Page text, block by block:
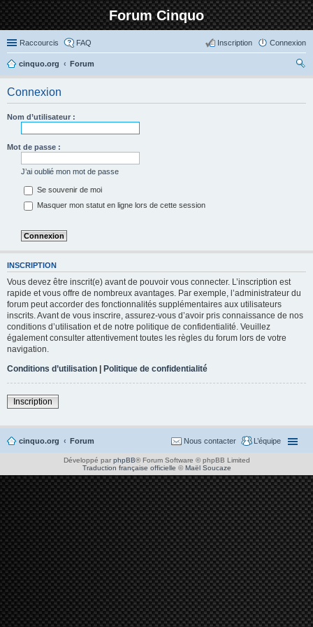
Forum Cinquo
Raccourcis FAQ Connexion
Inscription
cinquo.org
Forum
Connexion
Nom d’utilisateur :
Mot de passe :
J’ai oublié mon mot de passe
Se souvenir de moi
Masquer mon statut en ligne lors de cette session
INSCRIPTION
Vous devez être inscrit(e) avant de pouvoir vous connecter. L’inscription est
rapide et vous offre de nombreux avantages. Par exemple, l’administrateur du
forum peut accorder des fonctionnalités supplémentaires aux utilisateurs
inscrits. Avant de vous inscrire, assurez-vous d’avoir pris connaissance de nos
conditions d’utilisation et de notre politique de confidentialité. Veuillez
également consulter attentivement toutes les règles du forum lors de votre
navigation.
Conditions d’utilisation | Politique de confidentialité
Inscription
cinquo.org Forum L’équipe
Nous contacter
Développé par phpBB® Forum Software © phpBB Limited
Traduction française officielle ©Maël Soucaze